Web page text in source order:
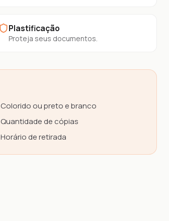
Plastificação
Proteja seus documentos.
Colorido ou preto e branco
Quantidade de cópias
Horário de retirada